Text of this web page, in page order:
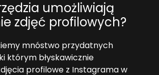
umożliwiają
zdjęć profilowych?
mnóstwo przydatnych
którym błyskawicznie
profilowe z Instagrama w